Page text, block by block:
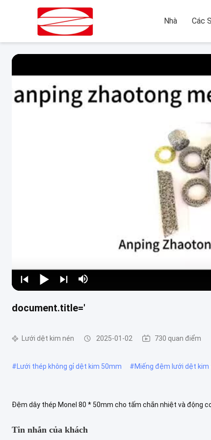
Nhà Các
document.title='
Lưới dệt kim nén 2025-01-02 730 quan điểm
#Lưới thép không gỉ dệt kim 50mm #Miếng đệm lưới dệt kim
Đệm dây thép Monel 80 * 50mm cho tấm chắn nhiệt và động
Tin nhắn của khách